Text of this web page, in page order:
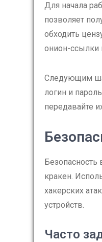
Для начала
позволяет
обходить
онион-ссылки
Следующим
логин и
передавайте
Безопасность
кракен.
хакерских
устройств.
Часто